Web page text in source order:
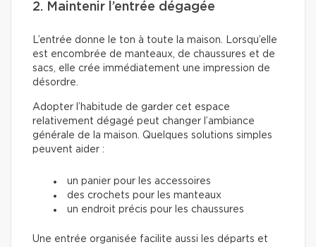
2. Maintenir l’entrée dégagée
L’entrée donne le ton à toute la maison. Lorsqu’elle
est encombrée de manteaux, de chaussures et de
sacs, elle crée immédiatement une impression de
désordre.
Adopter l’habitude de garder cet espace
relativement dégagé peut changer l’ambiance
générale de la maison. Quelques solutions simples
peuvent aider :
un panier pour les accessoires
des crochets pour les manteaux
un endroit précis pour les chaussures
Une entrée organisée facilite aussi les départs et